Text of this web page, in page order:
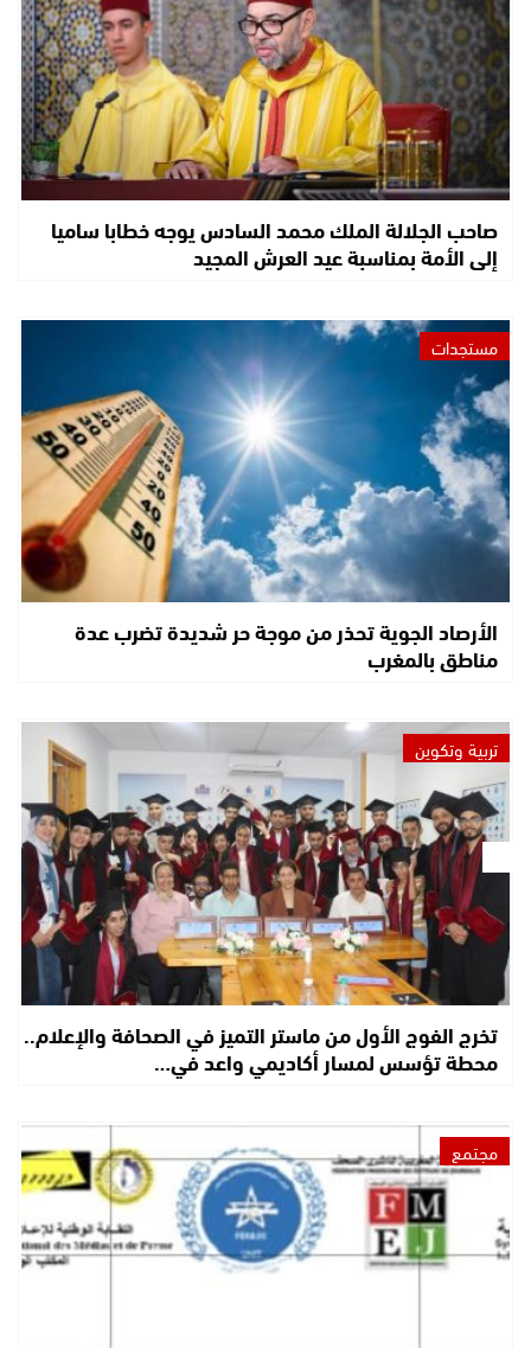
صاحب الجلالة الملك محمد السادس يوجه خطابا ساميا
إلى الأمة بمناسبة عيد العرش المجيد
مستجدات
الأرصاد الجوية تحذر من موجة حر شديدة تضرب عدة
مناطق بالمغرب
تربية وتكوين
تخرج الفوج الأول من ماستر التميز في الصحافة والإعلام..
محطة تؤسس لمسار أكاديمي واعد في…
مجتمع